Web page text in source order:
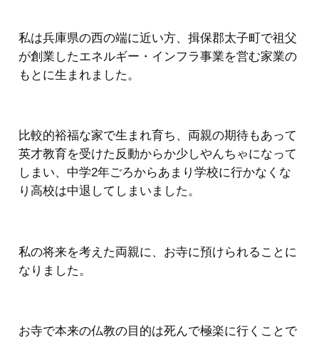
私は兵庫県の西の端に近い方、揖保郡太子町で祖父
が創業したエネルギー・インフラ事業を営む家業の
もとに生まれました。
比較的裕福な家で生まれ育ち、両親の期待もあって
英才教育を受けた反動からか少しやんちゃになって
しまい、中学2年ごろからあまり学校に行かなくな
り高校は中退してしまいました。
私の将来を考えた両親に、お寺に預けられることに
なりました。
お寺で本来の仏教の目的は死んで極楽に行くことで